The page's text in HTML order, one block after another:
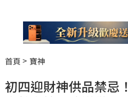
首頁 寶神
初四迎財神供品禁忌